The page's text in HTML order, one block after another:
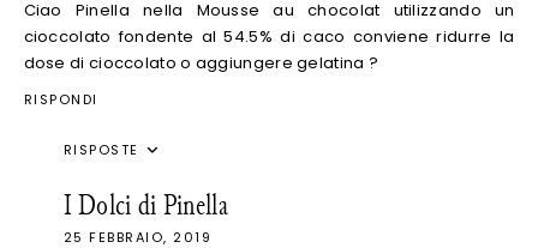
Ciao Pinella nella Mousse au chocolat utilizzando un
cioccolato fondente al 54.5% di caco conviene ridurre la
dose di cioccolato o aggiungere gelatina ?
RISPONDI
RISPOSTE
I Dolci di Pinella
25 FEBBRAIO, 2019